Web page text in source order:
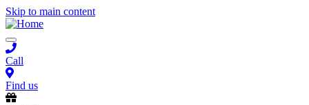
Skip to main content
Toggle
navigation
Call
Find us